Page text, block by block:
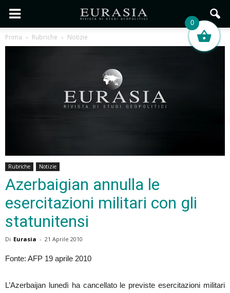
Prima Rubriche Notizie
Rubriche Notizie
Azerbaigian annulla le
esercitazioni militari con gli
statunitensi
Di Eurasia - 21 Aprile 2010
Fonte: AFP 19 aprile 2010
L’Azerbaijan lunedì ha cancellato le previste esercitazioni militari
0